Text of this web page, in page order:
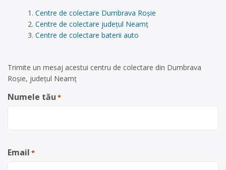
Centre de colectare Dumbrava Roșie
Centre de colectare județul Neamț
Centre de colectare baterii auto
Trimite un mesaj acestui centru de colectare din Dumbrava
Roșie, județul Neamț
Numele tău *
Email *